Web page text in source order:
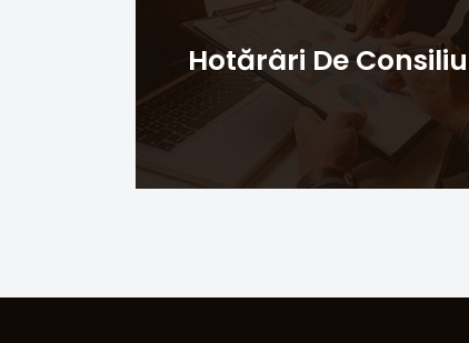
Hotărâri De Consiliu